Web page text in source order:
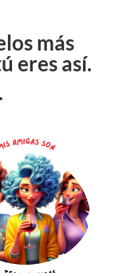
más
eres así.